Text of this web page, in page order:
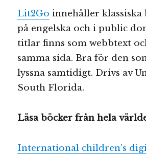
Lit2Go innehåller klassiska
på engelska och i public
titlar finns som webbtext
samma sida. Bra för den
lyssna samtidigt. Drivs av
South Florida.
Läsa böcker från hela
International children’s